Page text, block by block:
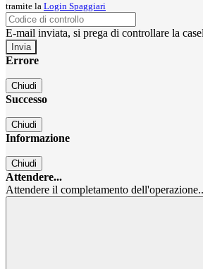
tramite la Login Spaggiari
E-mail inviata, si prega di controllare la
Errore
Chiudi
Successo
Chiudi
Informazione
Chiudi
Attendere...
Attendere il completamento